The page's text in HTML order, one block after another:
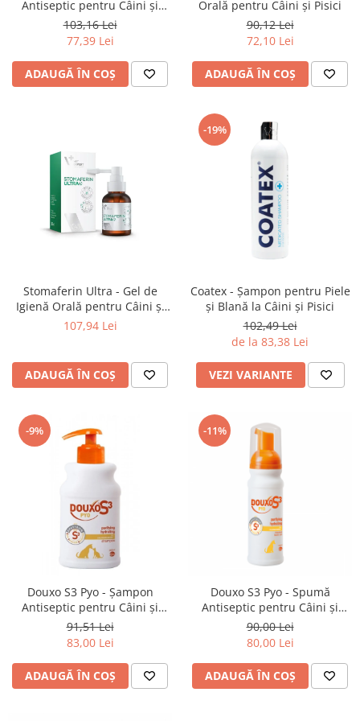
Antiseptic pentru Câini și
Pisici
103,16 Lei
77,39 Lei
ADAUGĂ ÎN COȘ
Orală pentru Câini și Pisici
90,12 Lei
72,10 Lei
ADAUGĂ ÎN COȘ
Stomaferin Ultra - Gel de
Igienă Orală pentru Câini și
Pisici
107,94 Lei
ADAUGĂ ÎN COȘ
-19%
Coatex - Șampon pentru Piele
și Blană la Câini și Pisici
102,49 Lei
de la 83,38 Lei
VEZI VARIANTE
-9%
Douxo S3 Pyo - Șampon
Antiseptic pentru Câini și
Pisici
91,51 Lei
83,00 Lei
ADAUGĂ ÎN COȘ
-11%
Douxo S3 Pyo - Spumă
Antiseptic pentru Câini și
Pisici
90,00 Lei
80,00 Lei
ADAUGĂ ÎN COȘ